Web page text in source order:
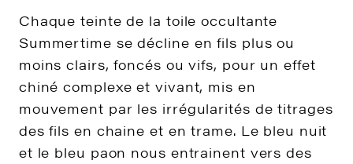
Chaque teinte de la toile occultante
Summertime se décline en fils plus ou
moins clairs, foncés ou vifs, pour un effet
chiné complexe et vivant, mis en
mouvement par les irrégularités de titrages
des fils en chaine et en trame. Le bleu nuit
et le bleu paon nous entrainent vers des